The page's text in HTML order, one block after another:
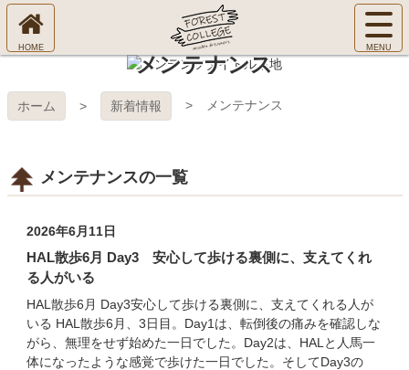
コ
テ
文
キ
ッ
メンテナンス
ホーム 新着情報 メンテナンス
メンテナンスの一覧
2026年6月11日
HAL散歩6月 Day3 安心して歩ける裏側に、支えてくれ
る人がいる
HAL散歩6月 Day3安心して歩ける裏側に、支えてくれる人が
いる HAL散歩6月、3日目。Day1は、転倒後の痛みを確認しな
がら、無理をせず始めた一日でした。Day2は、HALと人馬一
体になったような感覚で歩けた一日でした。そしてDay3の
㈱Ｆ
ＯＲ
Ｔ Ｃ
ＧＥ
ホ
へ
サ
イ
ト
く